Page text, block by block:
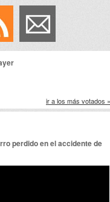
ir a los más votados »
perdido en el accidente de